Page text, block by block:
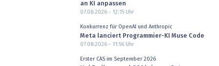
an KI anpassen
07.08.2026 - 12:15Uhr
Konkurrenz für OpenAI und Anthropic
Meta lanciert Programmier-KI Muse Code
07.08.2026 - 11:56Uhr
Erster CAS im September 2026